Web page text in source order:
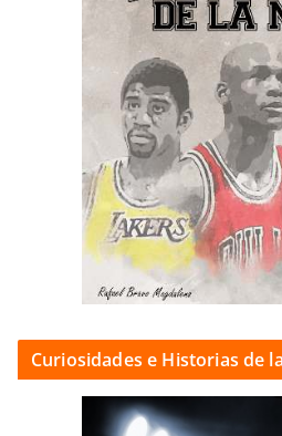
Curiosidades e Historias de